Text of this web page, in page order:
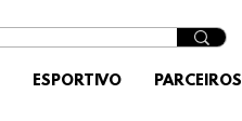
ESPORTIVO PARCEIROS